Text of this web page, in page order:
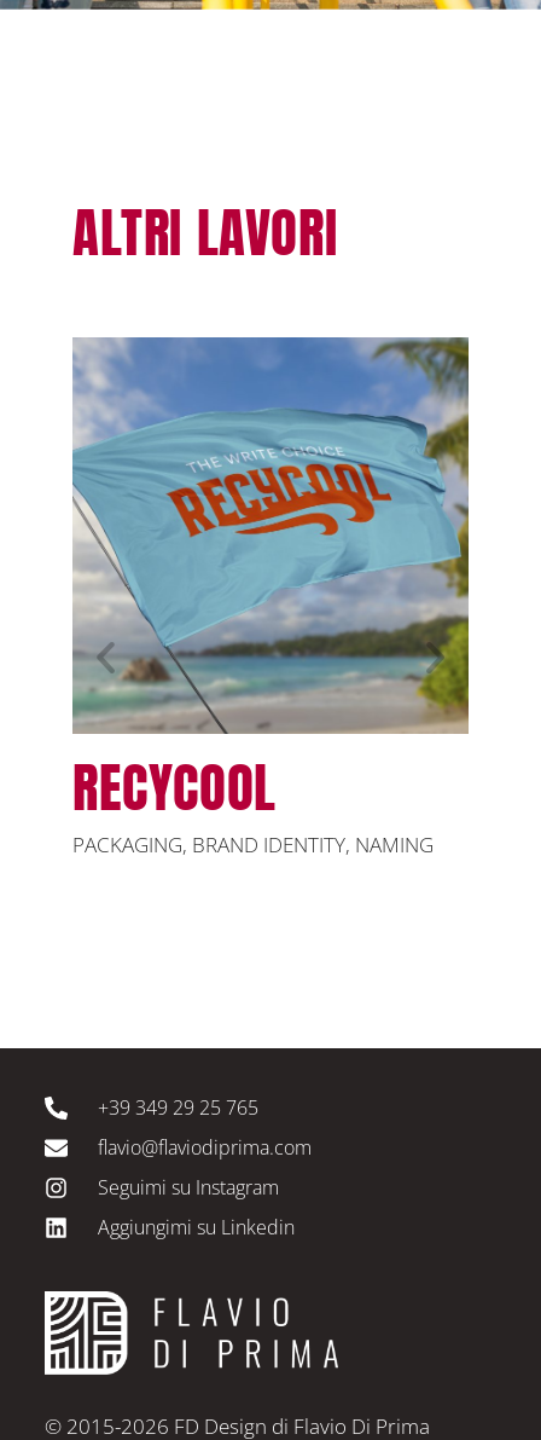
ALTRI LAVORI
RECYCOOL
PACKAGING, BRAND IDENTITY, NAMING
© 2015-2026 FD Design di Flavio Di Prima
+39 349 29 25 765
flavio@flaviodiprima.com
Seguimi su Instagram
Aggiungimi su Linkedin